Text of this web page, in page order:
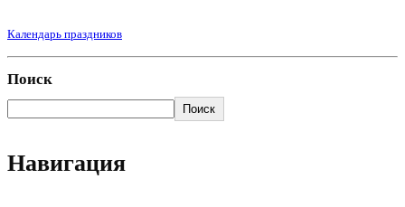
Календарь праздников
Поиск
Поиск
Навигация